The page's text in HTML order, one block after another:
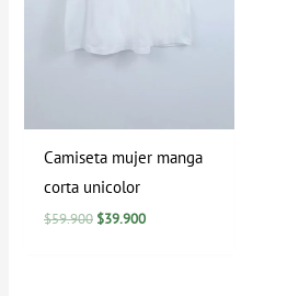
Camiseta mujer manga
corta unicolor
$59.900 $39.900